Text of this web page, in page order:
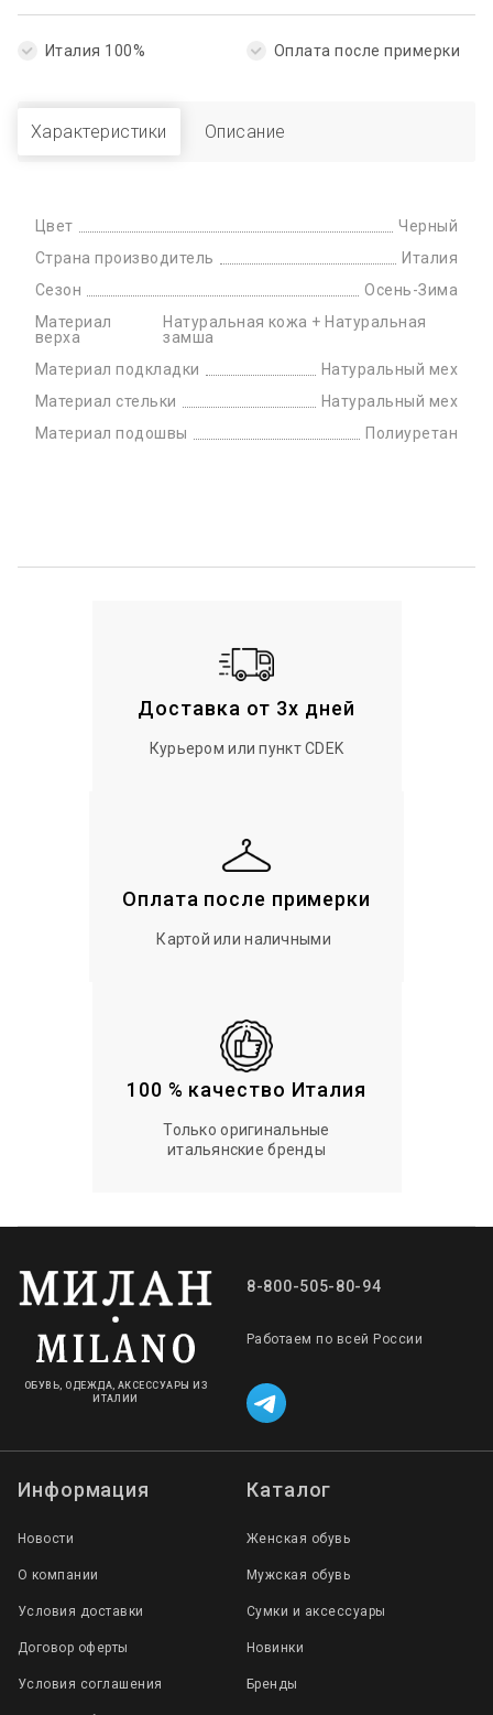
Италия 100% Оплата после примерки
Характеристики Описание
Цвет
Черный
Страна производитель
Италия
Сезон
Осень-Зима
Материал
верха
Натуральная кожа + Натуральная
замша
Материал подкладки
Натуральный мех
Материал стельки
Натуральный мех
Материал подошвы
Полиуретан
Доставка от 3х дней
Курьером или пункт CDEK
Оплата после примерки
Картой или наличными
100 % качество Италия
Только оригинальные
итальянские бренды
ОБУВЬ, ОДЕЖДА, АКСЕССУАРЫ ИЗ
ИТАЛИИ
8-800-505-80-94
Работаем по всей России
Информация
Новости
О компании
Условия доставки
Договор оферты
Условия соглашения
Каталог
Женская обувь
Мужская обувь
Сумки и аксессуары
Новинки
Бренды